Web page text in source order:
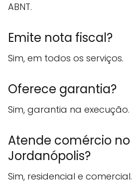
ABNT.
Emite nota fiscal?
Sim, em todos os serviços.
Oferece garantia?
Sim, garantia na execução.
Atende comércio no
Jordanópolis?
Sim, residencial e comercial.